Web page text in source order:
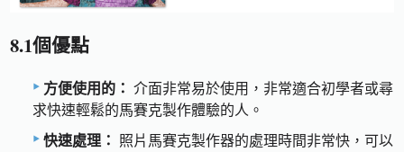
8.1個優點
方便使用的： 介面非常易於使用，非常適合初學者或尋
求快速輕鬆的馬賽克製作體驗的人。
快速處理：
照片馬賽克製作器的處理時間非常快，可以